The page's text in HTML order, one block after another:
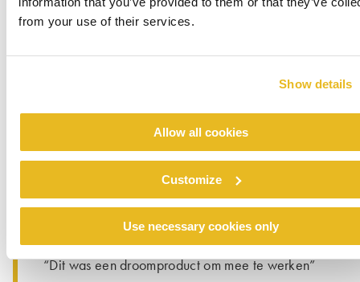
from your use of their services.
Show details
Allow all cookies
Customize
Use necessary cookies only
Alderclad, dat voor de eerste keer met Pura
NFC werkte. “Qua installeren was dit een
droomproduct om mee te werken. Je kunt het
standaardmaterialen als een cirkelzaag en een
meetlint”, aldus Anthony Nevison, algemeen
directeur van het bedrijf.
“Dit was een droomproduct om mee te werken”